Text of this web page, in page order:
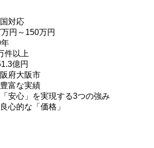
対応
円～150万円
件以上
億円
府大阪市
豊富な実績
「安心」を実現する3つの強み
良心的な「価格」